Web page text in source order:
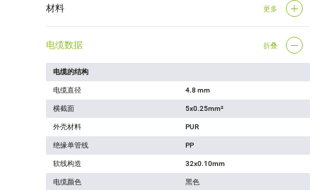
材料 更多
电缆数据 折叠
电缆的结构
电缆直径 4.8 mm
横截面 5x0.25mm²
外壳材料 PUR
绝缘单管线 PP
软线构造 32x0.10mm
电缆颜色 黑色